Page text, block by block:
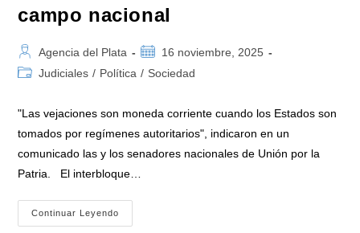
campo nacional
Autor
de
Agencia del Plata
Publicación
de
16 noviembre, 2025
Categoría
entrada:
Judiciales / Política / Sociedad
"Las vejaciones son moneda corriente cuando los Estados son
tomados por regímenes autoritarios", indicaron en un
comunicado las y los senadores nacionales de Unión por la
Patria. El interbloque…
Continuar Leyendo
De